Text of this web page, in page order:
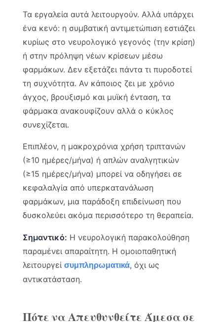
Τα εργαλεία αυτά λειτουργούν. Αλλά υπάρχει
ένα κενό: η συμβατική αντιμετώπιση εστιάζει
κυρίως στο νευρολογικό γεγονός (την κρίση)
ή στην πρόληψη νέων κρίσεων μέσω
φαρμάκων. Δεν εξετάζει πάντα τι πυροδοτεί
τη συχνότητα. Αν κάποιος ζει με χρόνιο
άγχος, βρουξισμό και μυϊκή ένταση, τα
φάρμακα ανακουφίζουν αλλά ο κύκλος
συνεχίζεται.
Επιπλέον, η μακροχρόνια χρήση τριπτανών
(≥10 ημέρες/μήνα) ή απλών αναλγητικών
(≥15 ημέρες/μήνα) μπορεί να οδηγήσει σε
κεφαλαλγία από υπερκατανάλωση
φαρμάκων, μια παράδοξη επιδείνωση που
δυσκολεύει ακόμα περισσότερο τη θεραπεία.
Σημαντικό: Η νευρολογική παρακολούθηση
παραμένει απαραίτητη. Η ομοιοπαθητική
λειτουργείσυμπληρωματικά, όχι ως
αντικατάσταση.
Πότε να Απευθυνθείτε Άμεσα σε